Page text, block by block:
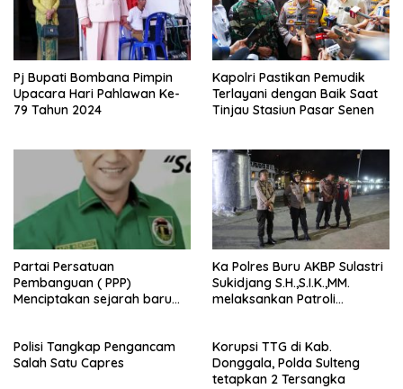
Pj Bupati Bombana Pimpin
Upacara Hari Pahlawan Ke-
79 Tahun 2024
Kapolri Pastikan Pemudik
Terlayani dengan Baik Saat
Tinjau Stasiun Pasar Senen
Partai Persatuan
Pembanguan ( PPP)
Menciptakan sejarah baru
Buru (Namlea).
Ka Polres Buru AKBP Sulastri
Sukidjang S.H.,S.I.K.,MM.
melaksankan Patroli
Polisi Tangkap Pengancam
Salah Satu Capres
Korupsi TTG di Kab.
Donggala, Polda Sulteng
tetapkan 2 Tersangka